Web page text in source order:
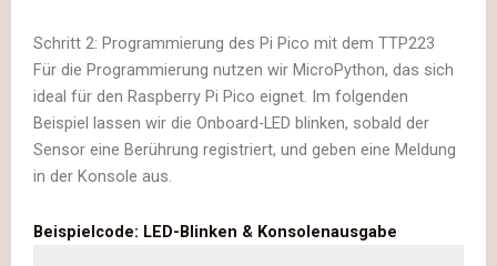
Schritt 2: Programmierung des Pi Pico mit dem TTP223
Für die Programmierung nutzen wir MicroPython, das sich
ideal für den Raspberry Pi Pico eignet. Im folgenden
Beispiel lassen wir die Onboard-LED blinken, sobald der
Sensor eine Berührung registriert, und geben eine Meldung
in der Konsole aus.
Beispielcode: LED-Blinken & Konsolenausgabe